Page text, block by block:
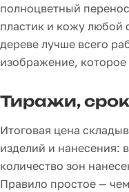
полноцветный
пластик и кожу
дереве лучше всего
изображение,
Тиражи,
Итоговая цена
изделий и нанесения:
количество зон
Правило простое —